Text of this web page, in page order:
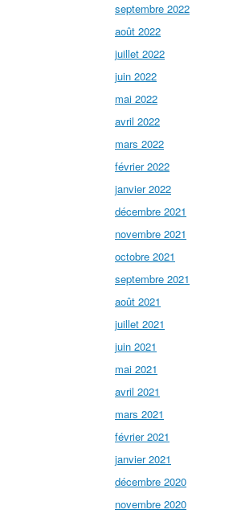
septembre 2022
août 2022
juillet 2022
juin 2022
mai 2022
avril 2022
mars 2022
février 2022
janvier 2022
décembre 2021
novembre 2021
octobre 2021
septembre 2021
août 2021
juillet 2021
juin 2021
mai 2021
avril 2021
mars 2021
février 2021
janvier 2021
décembre 2020
novembre 2020